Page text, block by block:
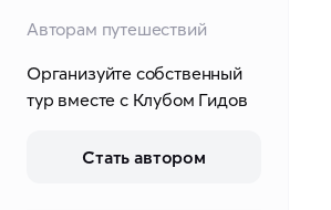
Авторам путешествий
Организуйте собственный
тур вместе с Клубом Гидов
Стать автором